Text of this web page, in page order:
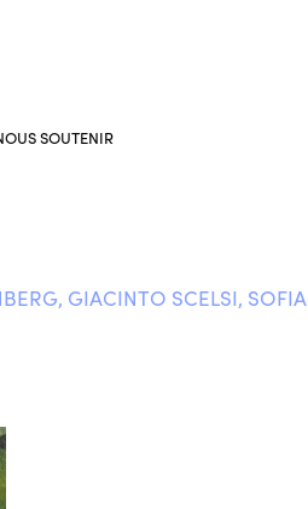
SOUTENIR
GIACINTO SCELSI, SOFIA